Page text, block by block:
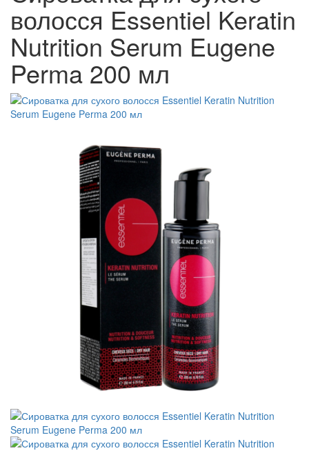
волосся Essentiel Keratin
Nutrition Serum Eugene
Perma 200 мл